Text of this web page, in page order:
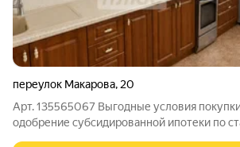
переулок Макарова, 20
Арт. 135565067 Выгодные условия
одобрение субсидированной ипотеки по